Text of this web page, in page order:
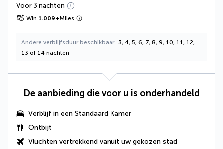
Voor 3 nachten
Win 1.009+Miles
Andere verblijfsduur beschikbaar 3, 4, 5, 6, 7, 8, 9, 10, 11, 12,
13 of 14 nachten
De aanbieding die voor u is onderhandeld
Verblijf in een Standaard Kamer
Ontbijt
Vluchten vertrekkend vanuit uw gekozen stad